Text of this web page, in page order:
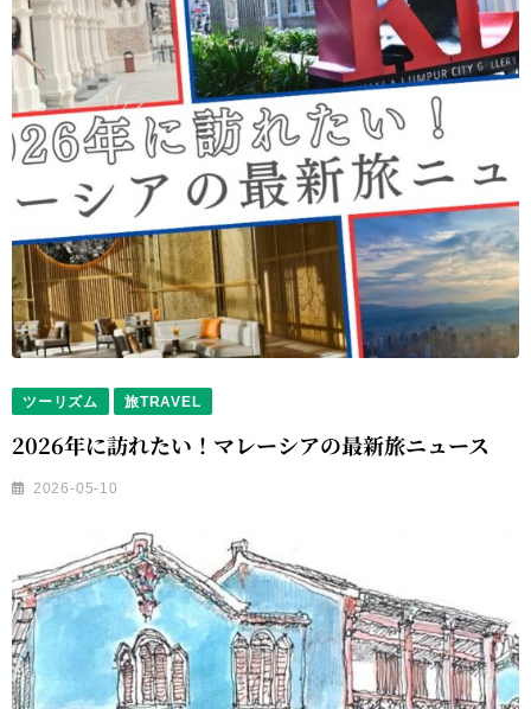
ツーリズム 旅TRAVEL
2026年に訪れたい！マレーシアの最新旅ニュース
2026-05-10